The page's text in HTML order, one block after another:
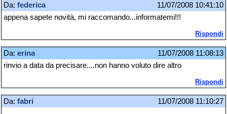
Da: federica
11/07/2008 10:41:10
appena sapete novità, mi raccomando...informatemi!!!
Rispondi
Da: erina
11/07/2008 11:08:13
rinvio a data da precisare....non hanno voluto dire altro
Rispondi
Da: fabri 11/07/2008 11:10:27